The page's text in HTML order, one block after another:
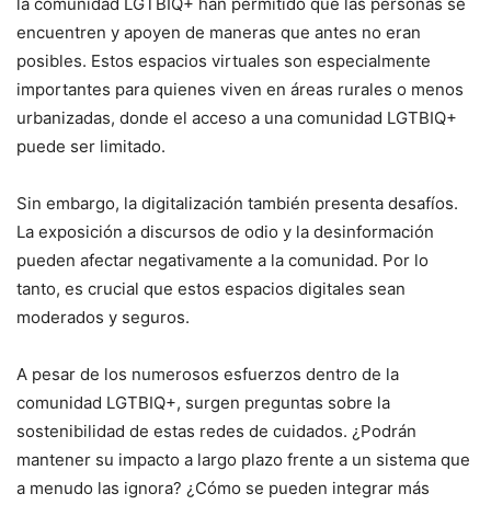
la comunidad LGTBIQ+ han permitido que las personas se
encuentren y apoyen de maneras que antes no eran
posibles. Estos espacios virtuales son especialmente
importantes para quienes viven en áreas rurales o menos
urbanizadas, donde el acceso a una comunidad LGTBIQ+
puede ser limitado.
Sin embargo, la digitalización también presenta desafíos.
La exposición a discursos de odio y la desinformación
pueden afectar negativamente a la comunidad. Por lo
tanto, es crucial que estos espacios digitales sean
moderados y seguros.
A pesar de los numerosos esfuerzos dentro de la
comunidad LGTBIQ+, surgen preguntas sobre la
sostenibilidad de estas redes de cuidados. ¿Podrán
mantener su impacto a largo plazo frente a un sistema que
a menudo las ignora? ¿Cómo se pueden integrar más